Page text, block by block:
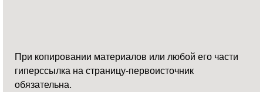
При копировании материалов или любой его части
гиперссылка на страницу-первоисточник
обязательна.